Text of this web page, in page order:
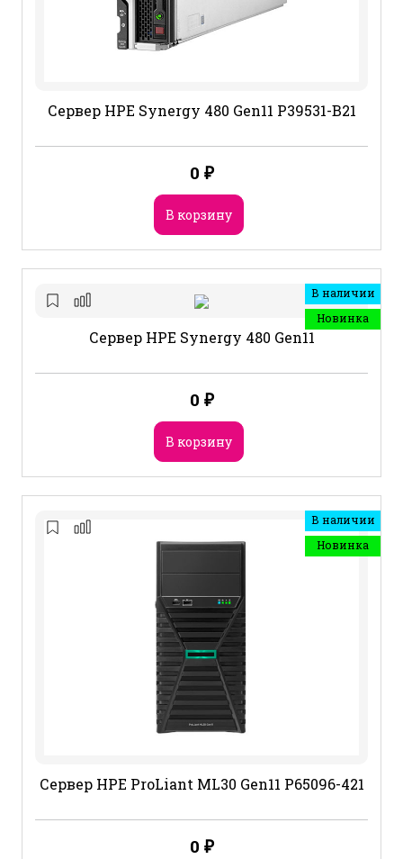
Сервер HPE Synergy 480 Gen11 P39531-B21
0 ₽
В корзину
В наличии
Новинка
Сервер HPE Synergy 480 Gen11
0 ₽
В корзину
В наличии
Новинка
Сервер HPE ProLiant ML30 Gen11 P65096-421
0 ₽